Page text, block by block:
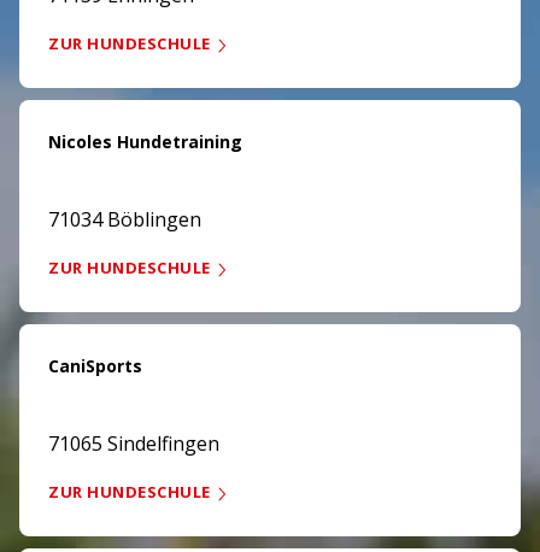
ZUR HUNDESCHULE
Nicoles Hundetraining
71034 Böblingen
ZUR HUNDESCHULE
CaniSports
71065 Sindelfingen
ZUR HUNDESCHULE